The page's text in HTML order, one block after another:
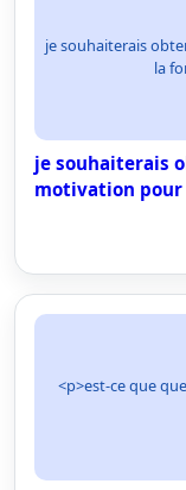
je souhaiterais
la
je souhaiterais
motivation
<p>est-ce que